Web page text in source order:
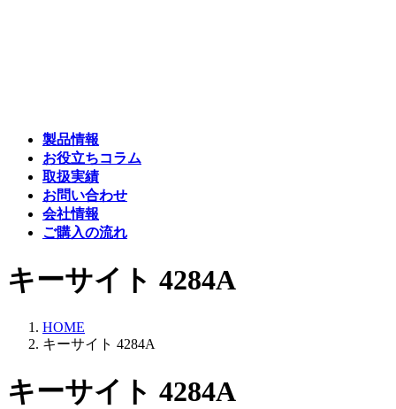
製品情報
お役立ちコラム
取扱実績
お問い合わせ
会社情報
ご購入の流れ
キーサイト 4284A
HOME
キーサイト 4284A
キーサイト 4284A